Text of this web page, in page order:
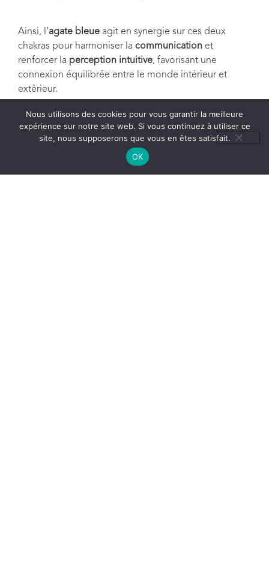
Ainsi, l’agate bleue agit en synergie sur ces deux
chakras pour harmoniser la communication et
renforcer la perception intuitive, favorisant une
connexion équilibrée entre le monde intérieur et
extérieur.
Nous utilisons des cookies pour vous garantir la meilleure
expérience sur notre site web. Si vous continuez à utiliser ce
site, nous supposerons que vous en êtes satisfait.
OK